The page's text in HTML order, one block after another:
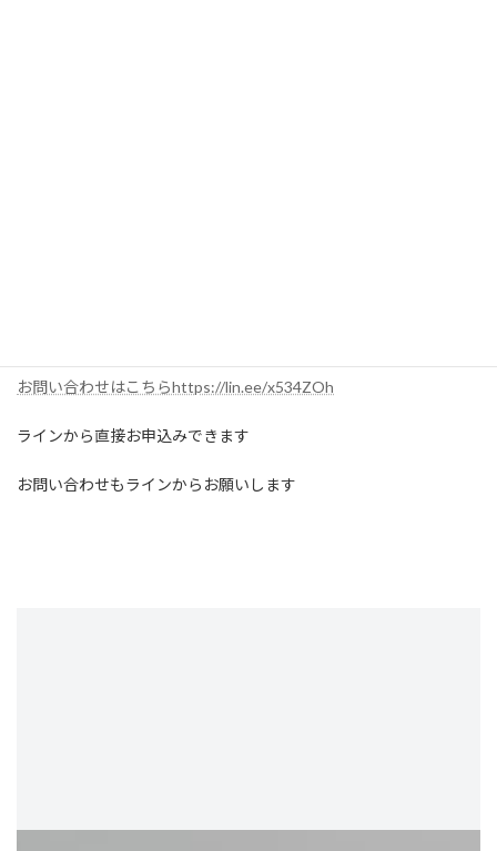
お問い合わせはこちらhttps://lin.ee/x534ZOh
ラインから直接お申込みできます
お問い合わせもラインからお願いします